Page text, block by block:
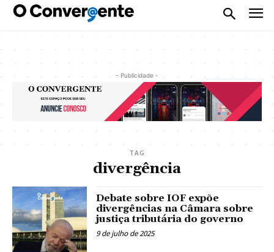
- Publicidade -
TAG
divergência
Debate sobre IOF expõe
divergências na Câmara sobre
justiça tributária do governo
9 de julho de 2025